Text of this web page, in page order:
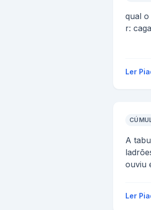
qual o
r:
Ler
A
ouviu
Ler